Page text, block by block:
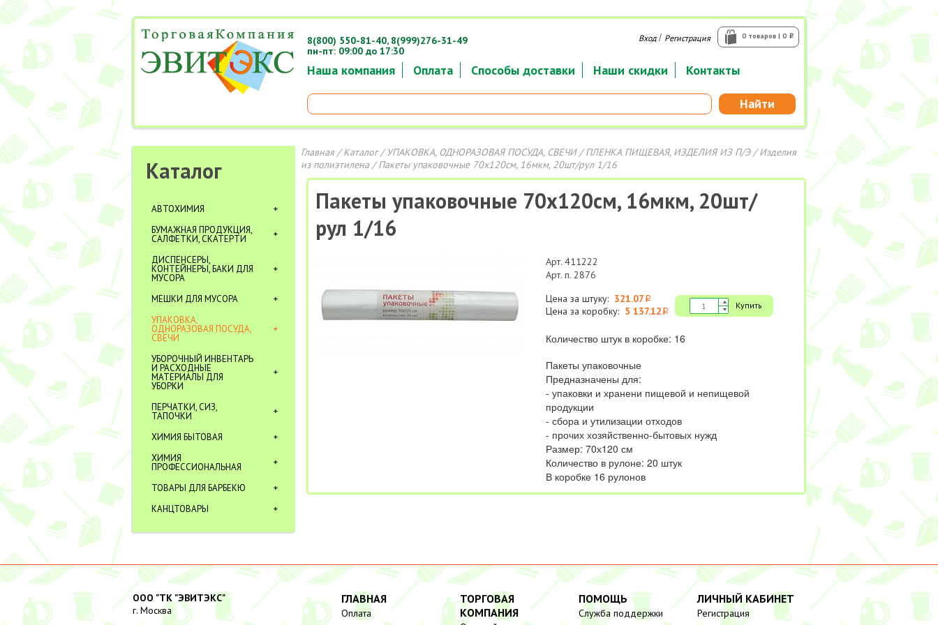
Наша компания Оплата Способы доставки Наши скидки Контакты
Найти
0 товаров | 0 i
Вход/ Регистрация
8(800) 550-81-40, 8(999)276-31-49
пн-пт: 09:00 до 17:30
Каталог
АВТОХИМИЯ
БУМАЖНАЯ ПРОДУКЦИЯ,
САЛФЕТКИ, СКАТЕРТИ
ДИСПЕНСЕРЫ,
КОНТЕЙНЕРЫ, БАКИ ДЛЯ
МУСОРА
МЕШКИ ДЛЯ МУСОРА
УПАКОВКА,
ОДНОРАЗОВАЯ ПОСУДА,
СВЕЧИ
УБОРОЧНЫЙ ИНВЕНТАРЬ
И РАСХОДНЫЕ
МАТЕРИАЛЫ ДЛЯ
УБОРКИ
ПЕРЧАТКИ, СИЗ,
ТАПОЧКИ
ХИМИЯ БЫТОВАЯ
ХИМИЯ
ПРОФЕССИОНАЛЬНАЯ
ТОВАРЫ ДЛЯ БАРБЕКЮ
КАНЦТОВАРЫ
Главная/Каталог/УПАКОВКА, ОДНОРАЗОВАЯ ПОСУДА, СВЕЧИ/ПЛЕНКА ПИЩЕВАЯ, ИЗДЕЛИЯ ИЗ П/Э/Изделия
из полиэтилена/ Пакеты упаковочные 70х120см, 16мкм, 20шт/рул 1/16
Пакеты упаковочные 70х120см, 16мкм, 20шт/
рул 1/16
Арт. 411222
Арт. п. 2876
Цена за штуку: 321.07 i
Цена за коробку: 5 137.12 i
Купить
Количество штук в коробке: 16
Пакеты упаковочные
Предназначены для:
- упаковки и хранени пищевой и непищевой
продукции
- сбора и утилизации отходов
- прочих хозяйственно-бытовых нужд
Размер: 70х120 см
Количество в рулоне: 20 штук
В коробке 16 рулонов
ООО "ТК "ЭВИТЭКС"
г. Москва
ГЛАВНАЯ
Оплата
ТОРГОВАЯ
КОМПАНИЯ
ПОМОЩЬ
Служба поддержки
ЛИЧНЫЙ КАБИНЕТ
Регистрация